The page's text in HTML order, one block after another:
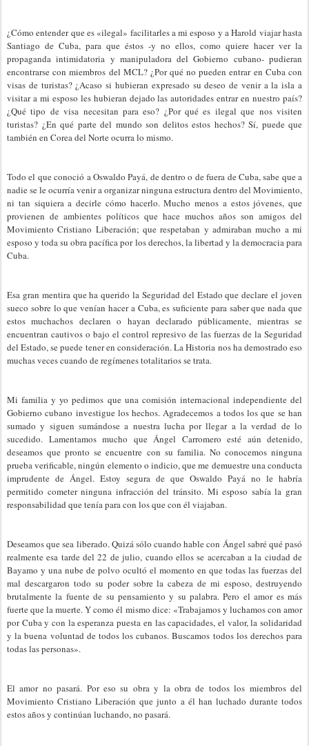
¿Cómo entender que es «ilegal» facilitarles a mi esposo y a Harold viajar hasta
Santiago de Cuba, para que éstos -y no ellos, como quiere hacer ver la
propaganda intimidatoria y manipuladora del Gobierno cubano- pudieran
encontrarse con miembros del MCL? ¿Por qué no pueden entrar en Cuba con
visas de turistas? ¿Acaso si hubieran expresado su deseo de venir a la isla a
visitar a mi esposo les hubieran dejado las autoridades entrar en nuestro país?
¿Qué tipo de visa necesitan para eso? ¿Por qué es ilegal que nos visiten
turistas? ¿En qué parte del mundo son delitos estos hechos? Sí, puede que
también en Corea del Norte ocurra lo mismo.
Todo el que conoció a Oswaldo Payá, de dentro o de fuera de Cuba, sabe que a
nadie se le ocurría venir a organizar ninguna estructura dentro del Movimiento,
ni tan siquiera a decirle cómo hacerlo. Mucho menos a estos jóvenes, que
provienen de ambientes políticos que hace muchos años son amigos del
Movimiento Cristiano Liberación; que respetaban y admiraban mucho a mi
esposo y toda su obra pacífica por los derechos, la libertad y la democracia para
Cuba.
Esa gran mentira que ha querido la Seguridad del Estado que declare el joven
sueco sobre lo que venían hacer a Cuba, es suficiente para saber que nada que
estos muchachos declaren o hayan declarado públicamente, mientras se
encuentran cautivos o bajo el control represivo de las fuerzas de la Seguridad
del Estado, se puede tener en consideración. La Historia nos ha demostrado eso
muchas veces cuando de regímenes totalitarios se trata.
Mi familia y yo pedimos que una comisión internacional independiente del
Gobierno cubano investigue los hechos. Agradecemos a todos los que se han
sumado y siguen sumándose a nuestra lucha por llegar a la verdad de lo
sucedido. Lamentamos mucho que Ángel Carromero esté aún detenido,
deseamos que pronto se encuentre con su familia. No conocemos ninguna
prueba verificable, ningún elemento o indicio, que me demuestre una conducta
imprudente de Ángel. Estoy segura de que Oswaldo Payá no le habría
permitido cometer ninguna infracción del tránsito. Mi esposo sabía la gran
responsabilidad que tenía para con los que con él viajaban.
Deseamos que sea liberado. Quizá sólo cuando hable con Ángel sabré qué pasó
realmente esa tarde del 22 de julio, cuando ellos se acercaban a la ciudad de
Bayamo y una nube de polvo ocultó el momento en que todas las fuerzas del
mal descargaron todo su poder sobre la cabeza de mi esposo, destruyendo
brutalmente la fuente de su pensamiento y su palabra. Pero el amor es más
fuerte que la muerte. Y como él mismo dice: «Trabajamos y luchamos con amor
por Cuba y con la esperanza puesta en las capacidades, el valor, la solidaridad
y la buena voluntad de todos los cubanos. Buscamos todos los derechos para
todas las personas».
El amor no pasará. Por eso su obra y la obra de todos los miembros del
Movimiento Cristiano Liberación que junto a él han luchado durante todos
estos años y continúan luchando, no pasará.